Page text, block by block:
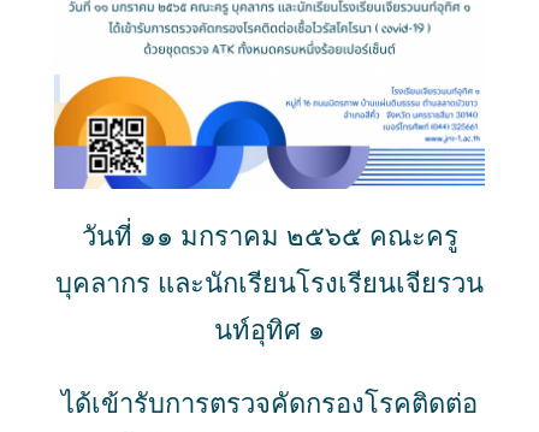
วันที่ ๑๑ มกราคม ๒๕๖๕ คณะครู
บุคลากร และนักเรียนโรงเรียนเจียรวน
นท์อุทิศ ๑
ได้เข้ารับการตรวจคัดกรองโรคติดต่อ